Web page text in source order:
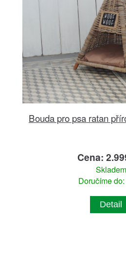
Bouda pro psa ratan
Cena:
Skladem
Doručíme
Detail